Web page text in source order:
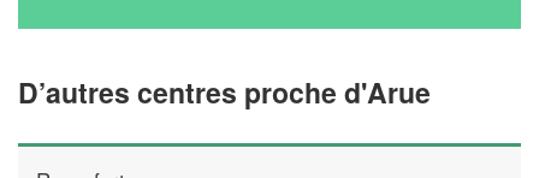
D’autres centres proche d'Arue